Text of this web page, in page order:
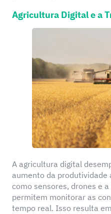
Agricultura Digital e a
A agricultura digital
aumento da produtividade
como sensores, drones e
permitem monitorar as
tempo real. Isso resulta